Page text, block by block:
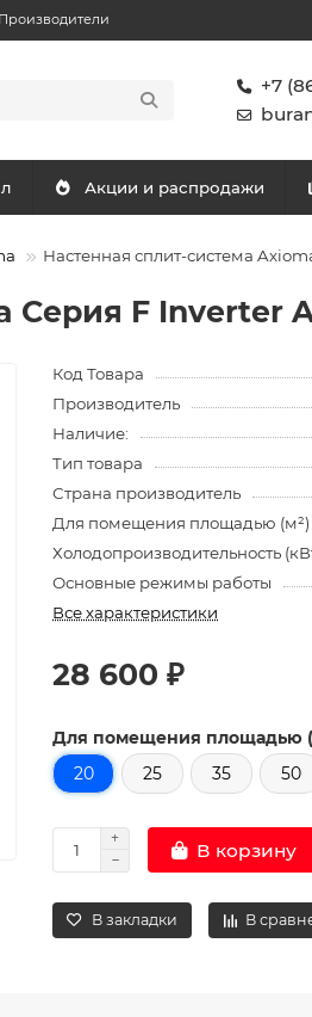
Производители
+7
Акции и распродажи
Настенная сплит-система
F Inverter
Код Товара
Производитель
Наличие:
Тип товара
Страна производитель
Для помещения площадью (м²)
Холодопроизводительность
Основные режимы работы
Все характеристики
28 600 ₽
Для помещения площадью
20
25 35 50
В корзину
В закладки В